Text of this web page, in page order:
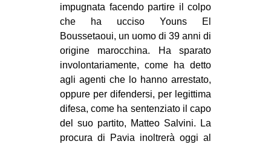
AMBIENTE
ANTIFASCISMO
DIRITTO ALL’ABITARE
GENERI
MIGRAZIONI
PRECARIATO
REPRESSIONE
impugnata facendo partire il colpo
che ha ucciso Youns El
Boussetaoui, un uomo di 39 anni di
origine marocchina. Ha sparato
involontariamente, come ha detto
agli agenti che lo hanno arrestato,
oppure per difendersi, per legittima
difesa, come ha sentenziato il capo
del suo partito, Matteo Salvini. La
procura di Pavia inoltrerà oggi al